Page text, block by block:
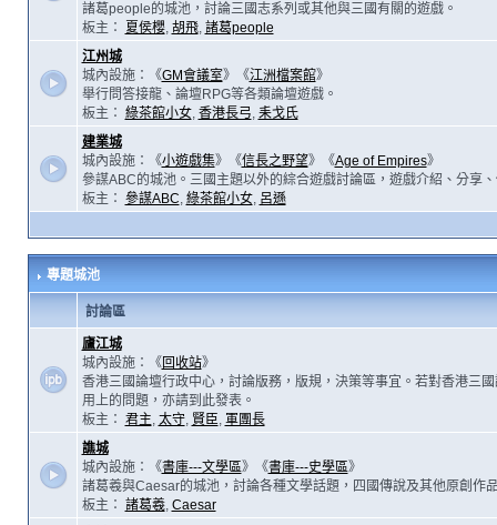
諸葛people的城池，討論三國志系列或其他與三國有關的遊戲。
板主：
夏侯櫻, 胡飛, 諸葛people
江州城
城內設施：《GM會議室》《江洲檔案館》
舉行問答接龍、論壇RPG等各類論壇遊戲。
板主： 綠茶館小女, 香港長弓, 耒戈氏
建業城
城內設施：《小遊戲集》《信長之野望》《Age of Empires》
參謀ABC的城池。三國主題以外的綜合遊戲討論區，遊戲介紹、分享
板主： 參謀ABC, 綠茶館小女, 呂遜
專題城池
討論區
廬江城
城內設施：《回收站》
香港三國論壇行政中心，討論版務，版規，決策等事宜。若對香港三
用上的問題，亦請到此發表。
板主： 君主, 太守, 賢臣, 軍團長
譙城
城內設施：《書庫---文學區》《書庫---史學區》
諸葛羲與Caesar的城池，討論各種文學話題，四國傳說及其他原創作
板主： 諸葛羲, Caesar